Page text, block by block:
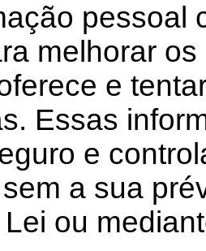
pessoal
melhorar
e
Essas
e
a sua
ou